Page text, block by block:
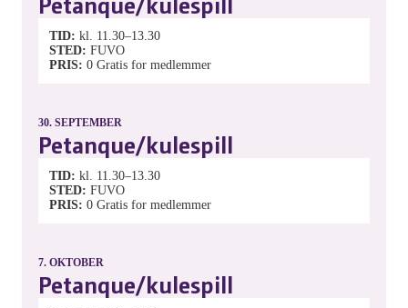
TID kl. 11.30–13.30
STED FUVO
PRIS 0 Gratis for medlemmer
30. SEPTEMBER
Petanque/kulespill
TID kl. 11.30–13.30
STED FUVO
PRIS 0 Gratis for medlemmer
7. OKTOBER
Petanque/kulespill